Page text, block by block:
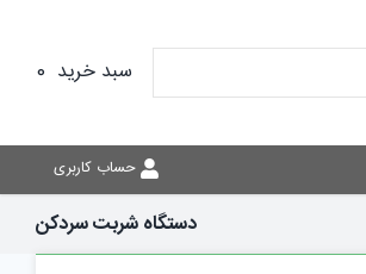
سبد خرید 0
حساب کاربری
دستگاه شربت سردکن